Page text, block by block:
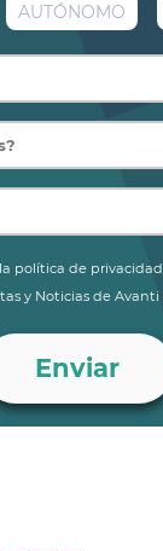
AUTÓNOMO
política de
y Noticias de